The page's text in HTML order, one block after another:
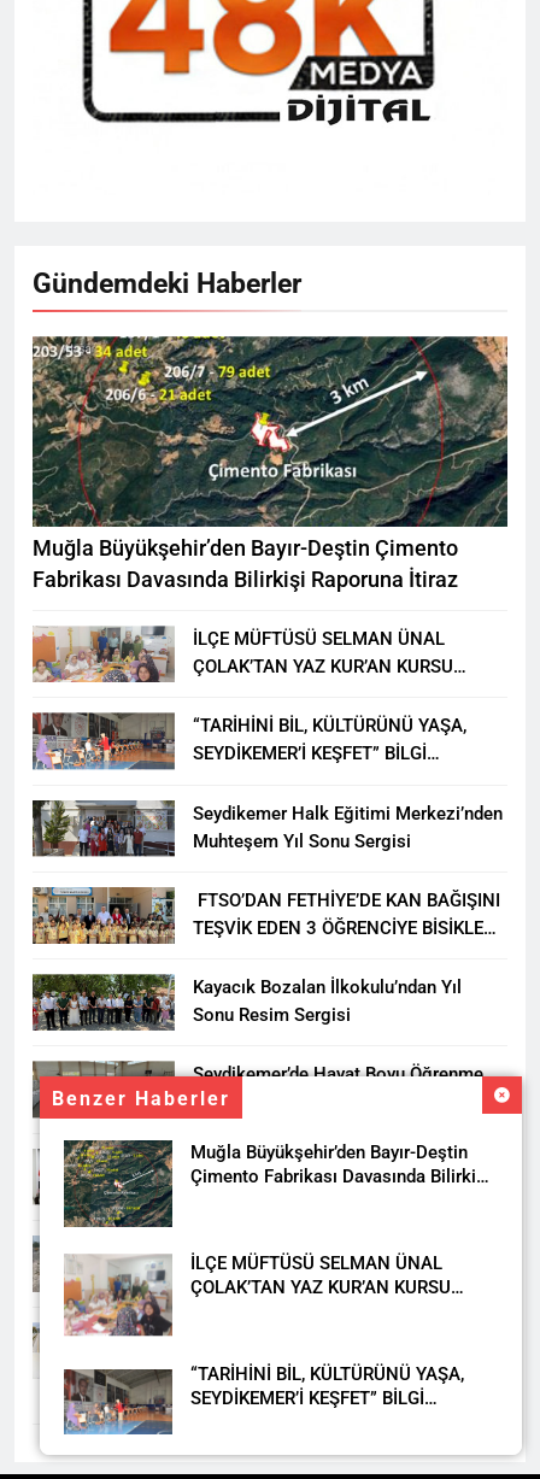
Benzer Haberler
Muğla Büyükşehir’den Bayır-Deştin
Çimento Fabrikası Davasında Bilirkişi
İLÇE MÜFTÜSÜ SELMAN ÜNAL
ÇOLAK’TAN YAZ KUR’AN KURSU
“TARİHİNİ BİL, KÜLTÜRÜNÜ YAŞA,
SEYDİKEMER’İ KEŞFET” BİLGİ
Gündemdeki Haberler
Muğla Büyükşehir’den Bayır-Deştin Çimento
Fabrikası Davasında Bilirkişi Raporuna İtiraz
İLÇE MÜFTÜSÜ SELMAN ÜNAL
ÇOLAK’TAN YAZ KUR’AN KURSU
“TARİHİNİ BİL, KÜLTÜRÜNÜ YAŞA,
SEYDİKEMER’İ KEŞFET” BİLGİ
Seydikemer Halk Eğitimi Merkezi’nden
Muhteşem Yıl Sonu Sergisi
FTSO’DAN FETHİYE’DE KAN BAĞIŞINI
TEŞVİK EDEN 3 ÖĞRENCİYE BİSİKLET
Kayacık Bozalan İlkokulu’ndan Yıl
Sonu Resim Sergisi
Seydikemer’de Hayat Boyu Öğrenme
Haftası Kadıköy Sergisiyle Başladı
DALAMAN KENT PARK PROJESİ İÇİN
BAŞKAN DURMUŞ’A YETKİ VERİLDİ
Seydikemer’de Akçay Deresi Tepkisi
Büyüyor: “Yetkililer Vatandaşın Sesini
Duysun”
Tutuklama